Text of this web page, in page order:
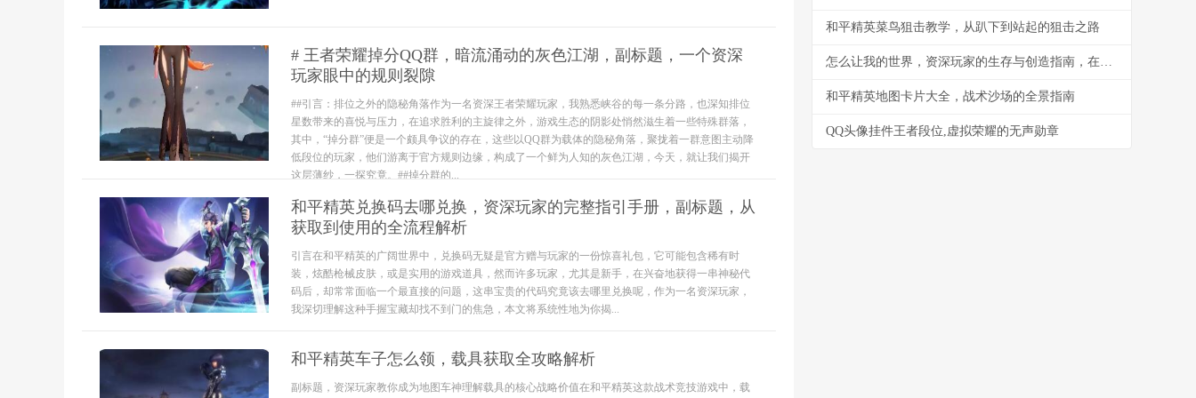
# 王者荣耀掉分QQ群，暗流涌动的灰色江湖，副标题，一个资深
玩家眼中的规则裂隙
##引言：排位之外的隐秘角落作为一名资深王者荣耀玩家，我熟悉峡谷的每一条分路，也深知排位
星数带来的喜悦与压力，在追求胜利的主旋律之外，游戏生态的阴影处悄然滋生着一些特殊群落，
其中，“掉分群”便是一个颇具争议的存在，这些以QQ群为载体的隐秘角落，聚拢着一群意图主动降
低段位的玩家，他们游离于官方规则边缘，构成了一个鲜为人知的灰色江湖，今天，就让我们揭开
这层薄纱，一探究竟。##掉分群的...
和平精英兑换码去哪兑换，资深玩家的完整指引手册，副标题，从
获取到使用的全流程解析
引言在和平精英的广阔世界中，兑换码无疑是官方赠与玩家的一份惊喜礼包，它可能包含稀有时
装，炫酷枪械皮肤，或是实用的游戏道具，然而许多玩家，尤其是新手，在兴奋地获得一串神秘代
码后，却常常面临一个最直接的问题，这串宝贵的代码究竟该去哪里兑换呢，作为一名资深玩家，
我深切理解这种手握宝藏却找不到门的焦急，本文将系统性地为你揭...
和平精英车子怎么领，载具获取全攻略解析
副标题，资深玩家教你成为地图车神理解载具的核心战略价值在和平精英这款战术竞技游戏中，载
和平精英菜鸟狙击教学，从趴下到站起的狙击之路
怎么让我的世界，资深玩家的生存与创造指南，在虚拟沙盒中书写你的故事
和平精英地图卡片大全，战术沙场的全景指南
QQ头像挂件王者段位,虚拟荣耀的无声勋章